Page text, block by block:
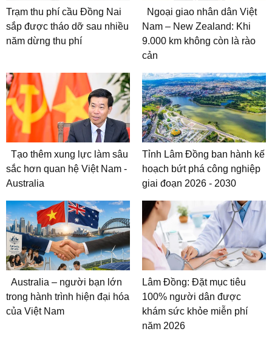
Trạm thu phí cầu Đồng Nai
sắp được tháo dỡ sau nhiều
năm dừng thu phí
Ngoại giao nhân dân Việt
Nam – New Zealand: Khi
9.000 km không còn là rào
cản
Tạo thêm xung lực làm sâu
sắc hơn quan hệ Việt Nam -
Australia
Tỉnh Lâm Đồng ban hành kế
hoạch bứt phá công nghiệp
giai đoạn 2026 - 2030
Australia – người bạn lớn
trong hành trình hiện đại hóa
của Việt Nam
Lâm Đồng: Đặt mục tiêu
100% người dân được
khám sức khỏe miễn phí
năm 2026